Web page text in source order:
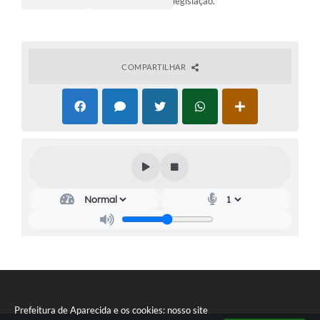
Prefeitura de Aparecida e os cookies: nosso site
COMPARTILHAR